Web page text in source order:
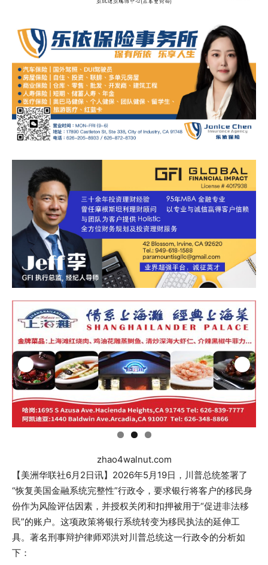
zhao4walnut.com
【美洲华联社6月2日讯】2026年5月19日，川普总统签署了
“恢复美国金融系统完整性”行政令，要求银行将客户的移民身
份作为风险评估因素，并授权关闭和扣押被用于“促进非法移
民”的账户。这项政策将银行系统转变为移民执法的延伸工
具。著名刑事辩护律师邓洪对川普总统这一行政令的分析如
下：